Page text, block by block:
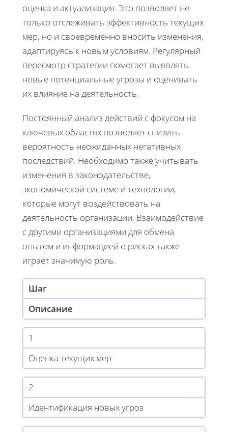
оценка и актуализация. Это позволяет не
только отслеживать эффективность текущих
мер, но и своевременно вносить изменения,
адаптируясь к новым условиям. Регулярный
пересмотр стратегии помогает выявлять
новые потенциальные угрозы и оценивать
их влияние на деятельность.
Постоянный анализ действий с фокусом на
ключевых областях позволяет снизить
вероятность неожиданных негативных
последствий. Необходимо также учитывать
изменения в законодательстве,
экономической системе и технологии,
которые могут воздействовать на
деятельность организации. Взаимодействие
с другими организациями для обмена
опытом и информацией о рисках также
играет значимую роль.
Шаг
Описание
1
Оценка текущих мер
2
Идентификация новых угроз